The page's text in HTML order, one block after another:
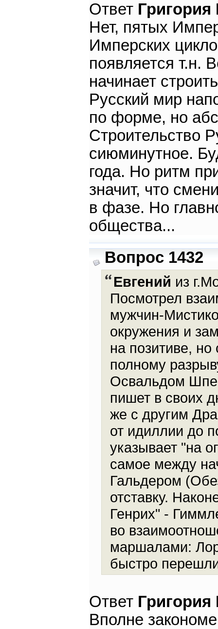
Ответ
Нет, пятых
Имперских
появляется т.н.
начинает
Русский мир
по форме, но
Строительство
сиюминутное.
года. Но ритм
значит, что
в фазе. Но
общества...
Вопрос 1432
Евгений из
Посмотрел
мужчин-
окружения и
на позитиве,
полному
Освальдом
пишет в своих
же с другим
от идиллии до
указывает "на
самое между
Гальдером
отставку.
Генрих" -
во
маршалами:
быстро
Ответ
Вполне